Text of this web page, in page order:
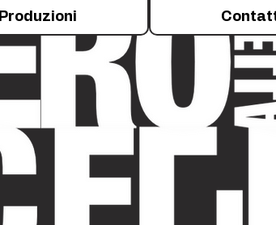
Produzioni